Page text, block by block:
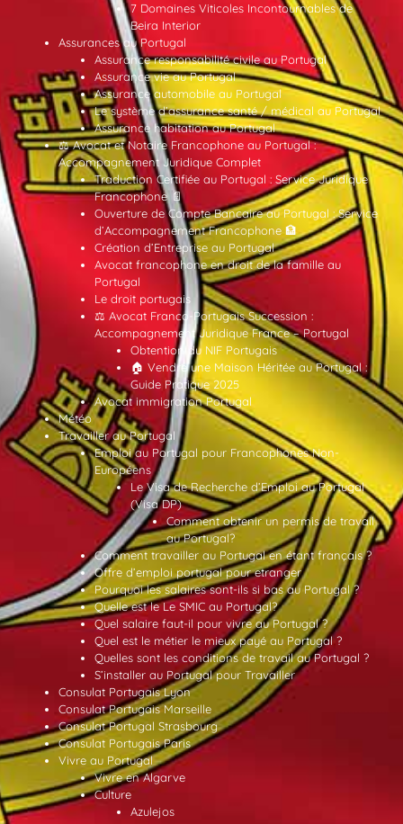
7 Domaines Viticoles Incontournables de
Beira Interior
Assurances au Portugal
Assurance responsabilité civile au Portugal
Assurance vie au Portugal
Assurance automobile au Portugal
Le système d’assurance santé / médical au Portugal
Assurance habitation au Portugal
⚖️ Avocat et Notaire Francophone au Portugal :
Accompagnement Juridique Complet
Traduction Certifiée au Portugal : Service Juridique
Francophone 📄
Ouverture de Compte Bancaire au Portugal : Service
d’Accompagnement Francophone 🏦
Création d’Entreprise au Portugal
Avocat francophone en droit de la famille au
Portugal
Le droit portugais
⚖️ Avocat Franco-Portugais Succession :
Accompagnement Juridique France – Portugal
Obtention du NIF Portugais
🏠 Vendre une Maison Héritée au Portugal :
Guide Pratique 2025
Avocat immigration Portugal
Météo
Travailler au Portugal
Emploi au Portugal pour Francophones Non-
Européens
Le Visa de Recherche d’Emploi au Portugal
(Visa DP)
Comment obtenir un permis de travail
au Portugal?
Comment travailler au Portugal en étant français ?
Offre d’emploi portugal pour etranger
Pourquoi les salaires sont-ils si bas au Portugal ?
Quelle est le Le SMIC au Portugal?
Quel salaire faut-il pour vivre au Portugal ?
Quel est le métier le mieux payé au Portugal ?
Quelles sont les conditions de travail au Portugal ?
S’installer au Portugal pour Travailler
Consulat Portugais Lyon
Consulat Portugais Marseille
Consulat Portugal Strasbourg
Consulat Portugais Paris
Vivre au Portugal
Vivre en Algarve
Culture
Azulejos